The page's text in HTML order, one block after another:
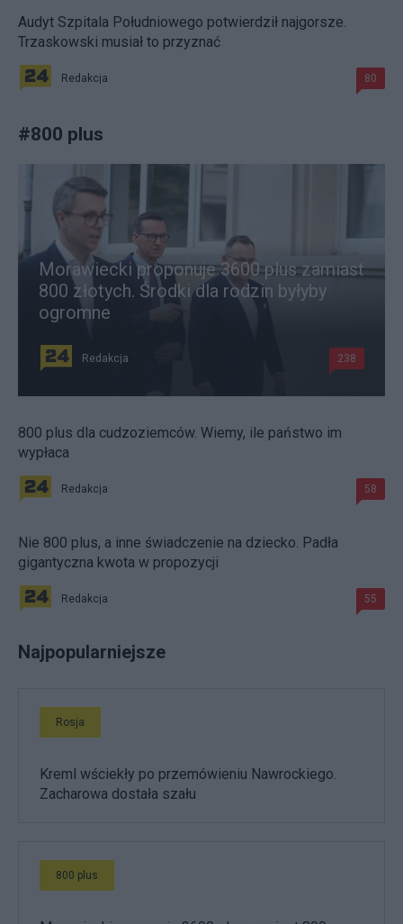
Audyt Szpitala Południowego potwierdził najgorsze.
Trzaskowski musiał to przyznać
Redakcja 80
#800 plus
Morawiecki proponuje 3600 plus zamiast
800 złotych. Środki dla rodzin byłyby
ogromne
Redakcja 238
800 plus dla cudzoziemców. Wiemy, ile państwo im
wypłaca
Redakcja 58
Nie 800 plus, a inne świadczenie na dziecko. Padła
gigantyczna kwota w propozycji
Redakcja 55
Najpopularniejsze
Rosja
Kreml wściekły po przemówieniu Nawrockiego.
Zacharowa dostała szału
800 plus